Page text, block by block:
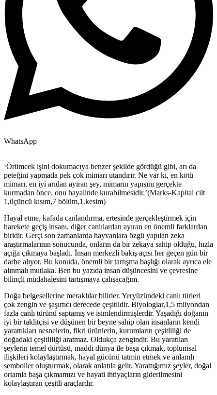
WhatsApp
‘Örümcek işini dokumacıya benzer şekilde gördüğü gibi, arı da
peteğini yapmada pek çok mimarı utandırır. Ne var ki, en kötü
mimarı, en iyi arıdan ayıran şey, mimarın yapısını gerçekte
kurmadan önce, onu hayalinde kurabilmesidir.’(Marks-Kapital cilt
1,üçüncü kısım,7 bölüm,1.kesim)
Hayal etme, kafada canlandırma, ertesinde gerçekleştirmek için
harekete geçiş insanı, diğer canlılardan ayıran en önemli farklardan
biridir. Gerçi son zamanlarda hayvanlara özgü yapılan zeka
araştırmalarının sonucunda, onların da bir zekaya sahip olduğu, hızla
açığa çıkmaya başladı. İnsan merkezli bakış açısı her geçen gün bir
darbe alıyor. Bu konuda, önemli bir tartışma başlığı olarak ayrıca ele
alınmalı mutlaka. Ben bu yazıda insan düşüncesini ve çevresine
bilinçli müdahalesini tartışmaya çalışacağım.
Doğa belgesellerine meraklılar bilirler. Yeryüzündeki canlı türleri
çok zengin ve şaşırtıcı derecede çeşitlidir. Biyologlar,1,5 milyondan
fazla canlı türünü saptamış ve isimlendirmişlerdir. Yaşadığı doğanın
iyi bir taklitçisi ve düşünen bir beyne sahip olan insanların kendi
yarattıkları nesnelerin, fikri ürünlerin, kurumların çeşitliliği de
doğadaki çeşitliliği aratmaz. Oldukça zengindir. Bu yaratılan
şeylerin temel dürtüsü, maddi dünya ile başa çıkmak, toplumsal
ilişkileri kolaylaştırmak, hayal gücünü tatmin etmek ve anlamlı
semboller oluşturmak, olarak anlatıla gelir. Yarattığımız şeyler, doğal
ortamla başa çıkmamızı ve hayati ihtiyaçların giderilmesini
kolaylaştıran çeşitli araçlardır.